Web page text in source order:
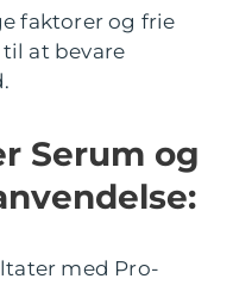
faktorer og frie
at bevare
Serum og
med Pro-